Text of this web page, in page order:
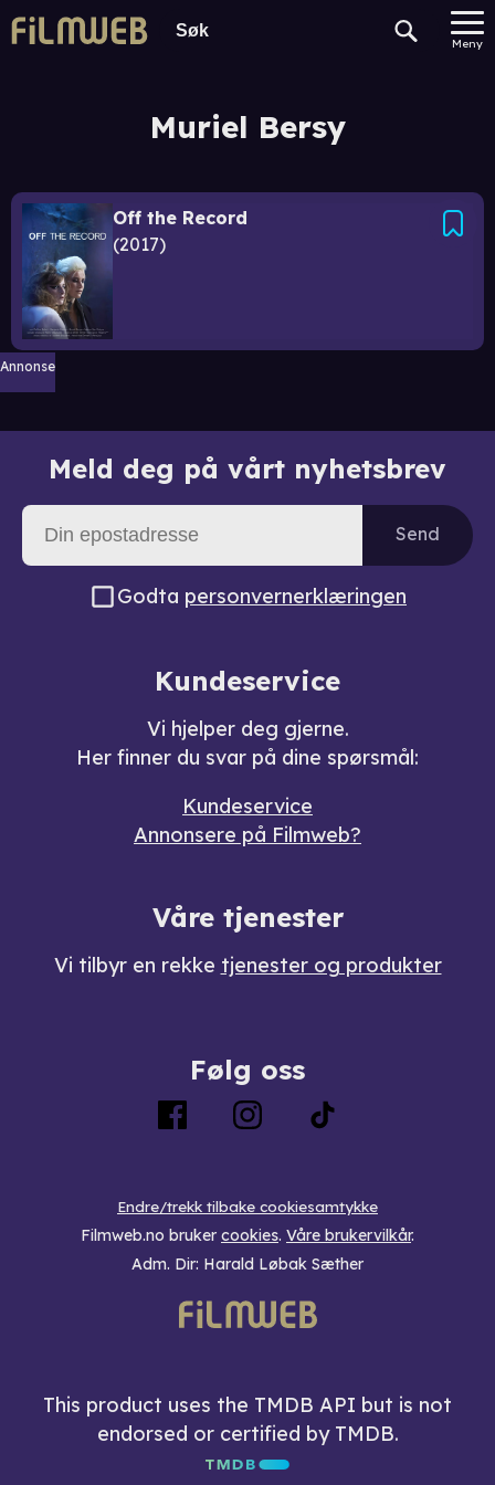
Meny
Muriel Bersy
Off the Record
2017
Annonse
Meld deg på vårt nyhetsbrev
Send
Godta personvernerklæringen
Kundeservice
Vi hjelper deg gjerne.
Her finner du svar på dine spørsmål:
Kundeservice
Annonsere på Filmweb?
Våre tjenester
Vi tilbyr en rekke tjenester og produkter
Følg oss
Endre/trekk tilbake cookiesamtykke
Filmweb.no bruker cookies. Våre brukervilkår.
Adm. Dir: Harald Løbak Sæther
This product uses the TMDB API but is not
endorsed or certified by TMDB.